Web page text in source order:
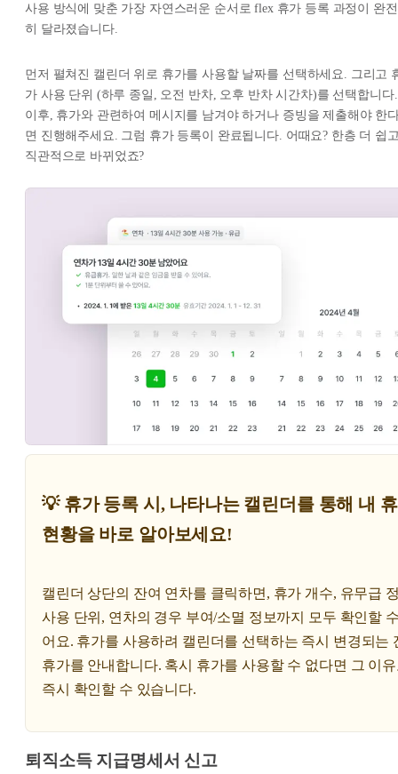
사용 방식에 맞춘 가장 자연스러운 순서로 flex 휴가 등록 과정이 완전
히 달라졌습니다.
먼저 펼쳐진 캘린더 위로 휴가를 사용할 날짜를 선택하세요. 그리고
가 사용 단위 (하루 종일, 오전 반차, 오후 반차 시간차)를 선택합니다.
이후, 휴가와 관련하여 메시지를 남겨야 하거나 증빙을 제출해야 한
면 진행해주세요. 그럼 휴가 등록이 완료됩니다. 어때요? 한층 더 쉽
직관적으로 바뀌었죠?
💡 휴가 등록 시, 나타나는 캘린더를 통해 내
현황을 바로 알아보세요!
캘린더 상단의 잔여 연차를 클릭하면, 휴가 개수, 유무급
사용 단위, 연차의 경우 부여/소멸 정보까지 모두 확인할
어요. 휴가를 사용하려 캘린더를 선택하는 즉시 변경되는
휴가를 안내합니다. 혹시 휴가를 사용할 수 없다면 그 이
즉시 확인할 수 있습니다.
퇴직소득 지급명세서 신고